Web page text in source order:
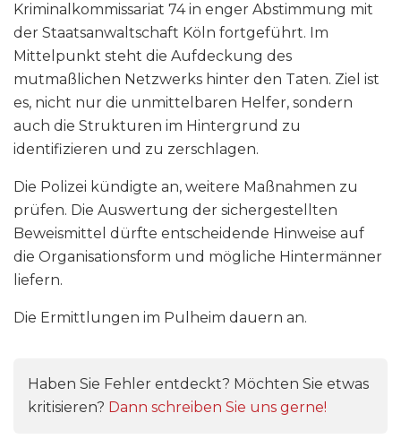
Kriminalkommissariat 74 in enger Abstimmung mit
der Staatsanwaltschaft Köln fortgeführt. Im
Mittelpunkt steht die Aufdeckung des
mutmaßlichen Netzwerks hinter den Taten. Ziel ist
es, nicht nur die unmittelbaren Helfer, sondern
auch die Strukturen im Hintergrund zu
identifizieren und zu zerschlagen.
Die Polizei kündigte an, weitere Maßnahmen zu
prüfen. Die Auswertung der sichergestellten
Beweismittel dürfte entscheidende Hinweise auf
die Organisationsform und mögliche Hintermänner
liefern.
Die Ermittlungen im Pulheim dauern an.
Haben Sie Fehler entdeckt? Möchten Sie etwas
kritisieren? Dann schreiben Sie uns gerne!